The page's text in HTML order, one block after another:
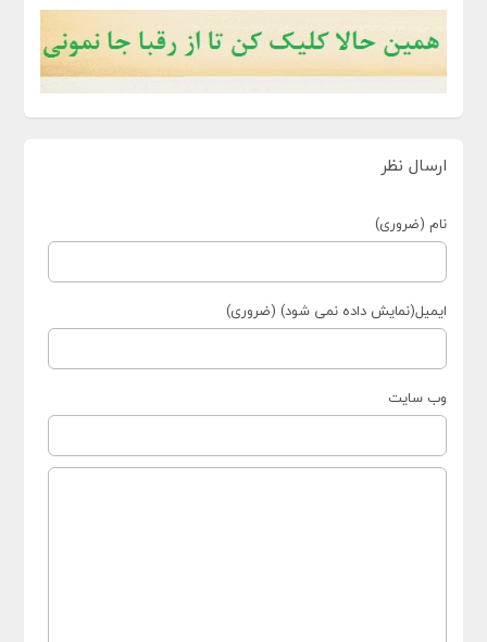
ارسال نظر
نام (ضروری)
ایمیل(نمایش داده نمی شود) (ضروری)
وب سایت